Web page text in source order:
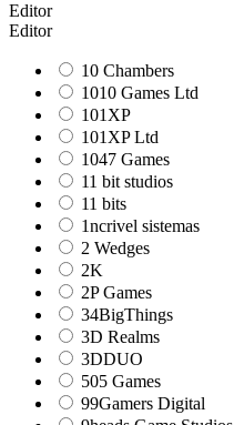
Editor
Editor
10 Chambers
1010 Games Ltd
101XP
101XP Ltd
1047 Games
11 bit studios
11 bits
1ncrivel sistemas
2 Wedges
2K
2P Games
34BigThings
3D Realms
3DDUO
505 Games
99Gamers Digital